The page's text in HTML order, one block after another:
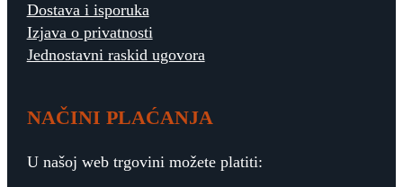
Dostava i isporuka
Izjava o privatnosti
Jednostavni raskid ugovora
NAČINI PLAĆANJA
U našoj web trgovini možete platiti: